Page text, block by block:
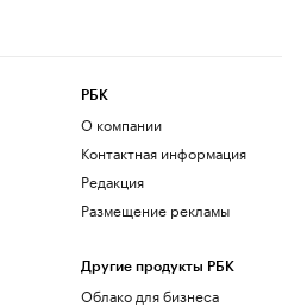
РБК
О компании
Контактная информация
Редакция
Размещение рекламы
Другие продукты РБК
Облако для бизнеса